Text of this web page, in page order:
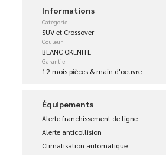
Informations
Catégorie
SUV et Crossover
Couleur
BLANC OKENITE
Garantie
12 mois pièces & main d'oeuvre
Équipements
Alerte franchissement de ligne
Alerte anticollision
Climatisation automatique